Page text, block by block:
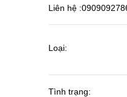
Liên hệ
Loại:
Tình trạng: